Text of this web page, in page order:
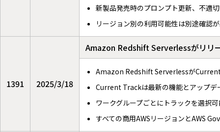
新製品発売時のプロンプト更新、不適
リージョン別の利用可能性は別途確認
1391 2025/3/18
Amazon Redshift Serverlessがリリ
Amazon Redshift Serverlessが
Current Trackは最新の機能とアップ
ワークグループごとにトラックを選択
すべての商用AWSリージョンとAWS